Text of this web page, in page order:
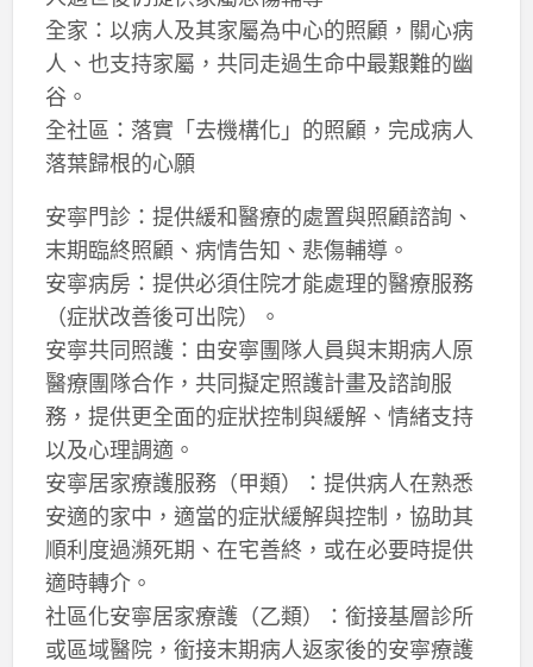
全家：以病人及其家屬為中心的照顧，關心病
人、也支持家屬，共同走過生命中最艱難的幽
谷。
全社區：落實「去機構化」的照顧，完成病人
落葉歸根的心願
安寧門診：提供緩和醫療的處置與照顧諮詢、
末期臨終照顧、病情告知、悲傷輔導。
安寧病房：提供必須住院才能處理的醫療服務
（症狀改善後可出院）。
安寧共同照護：由安寧團隊人員與末期病人原
醫療團隊合作，共同擬定照護計畫及諮詢服
務，提供更全面的症狀控制與緩解、情緒支持
以及心理調適。
安寧居家療護服務（甲類）：提供病人在熟悉
安適的家中，適當的症狀緩解與控制，協助其
順利度過瀕死期、在宅善終，或在必要時提供
適時轉介。
社區化安寧居家療護（乙類）：銜接基層診所
或區域醫院，銜接末期病人返家後的安寧療護